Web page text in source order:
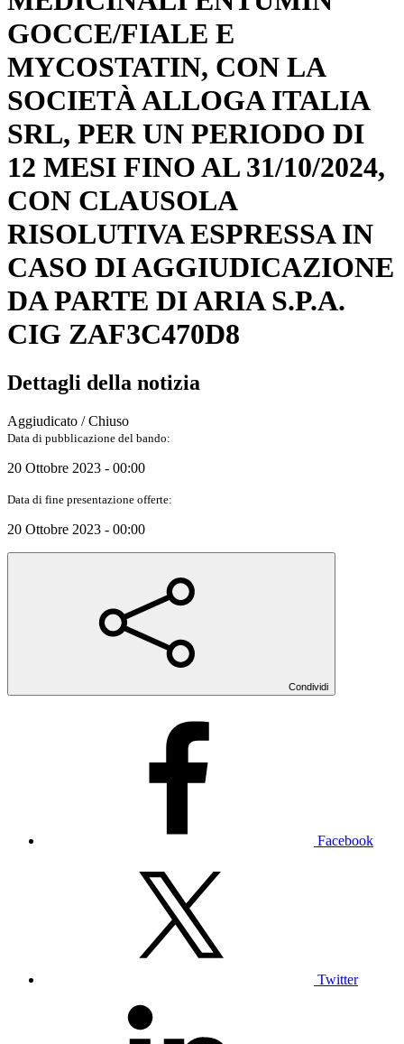
GOCCE/FIALE E
MYCOSTATIN, CON LA
SOCIETÀ ALLOGA ITALIA
SRL, PER UN PERIODO DI
12 MESI FINO AL 31/10/2024,
CON CLAUSOLA
RISOLUTIVA ESPRESSA IN
CASO DI AGGIUDICAZIONE
DA PARTE DI ARIA S.P.A.
CIG ZAF3C470D8
Dettagli della notizia
Aggiudicato / Chiuso
Data di pubblicazione del bando:
20 Ottobre 2023 - 00:00
Data di fine presentazione offerte:
20 Ottobre 2023 - 00:00
Condividi
Facebook
Twitter